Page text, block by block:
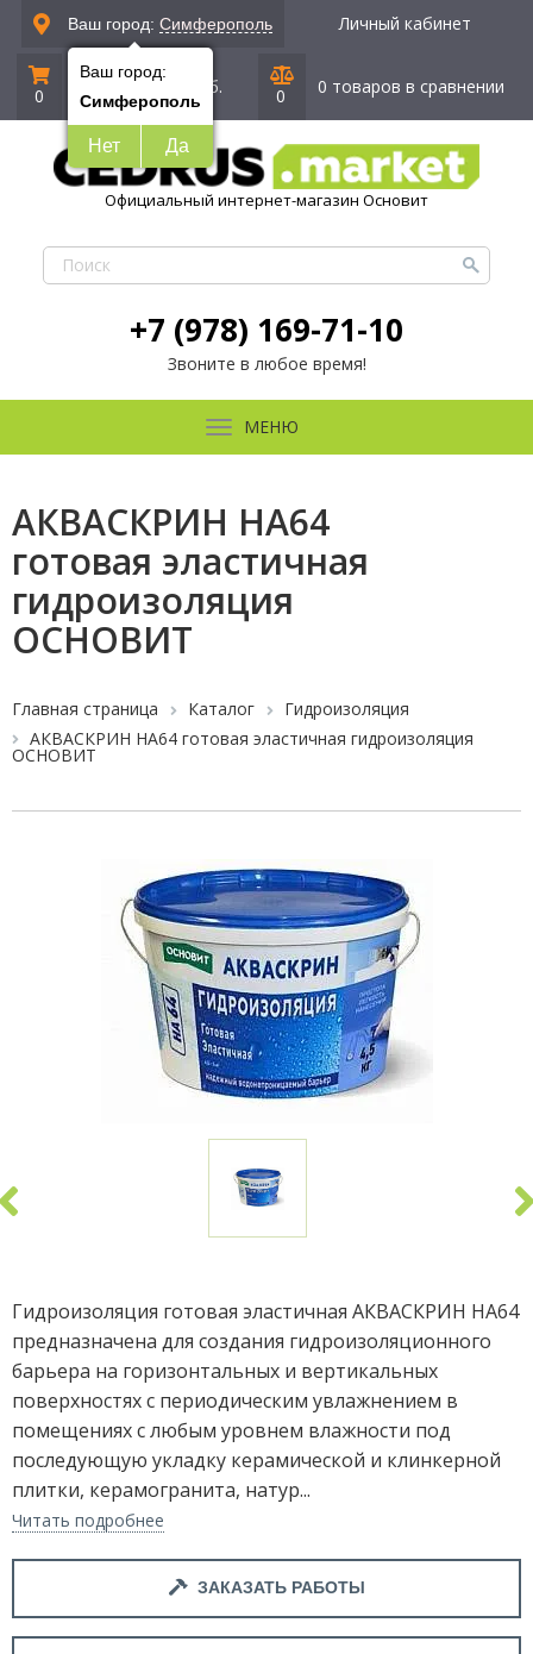
Ваш город: Симферополь
Ваш город:
Симферополь
Нет Да
Личный кабинет
0 0 позиций | 0 руб. 0 0 товаров в сравнении
Официальный интернет-магазин Основит
+7 (978) 169-71-10
Звоните в любое время!
МЕНЮ
АКВАСКРИН HA64
готовая эластичная
гидроизоляция
ОСНОВИТ
Главная страница Каталог
Гидроизоляция
АКВАСКРИН HA64 готовая эластичная гидроизоляция
ОСНОВИТ
Гидроизоляция готовая эластичная АКВАСКРИН НА64
предназначена для создания гидроизоляционного
барьера на горизонтальных и вертикальных
поверхностях с периодическим увлажнением в
помещениях с любым уровнем влажности под
последующую укладку керамической и клинкерной
плитки, керамогранита, натур...
Читать подробнее
ЗАКАЗАТЬ РАБОТЫ